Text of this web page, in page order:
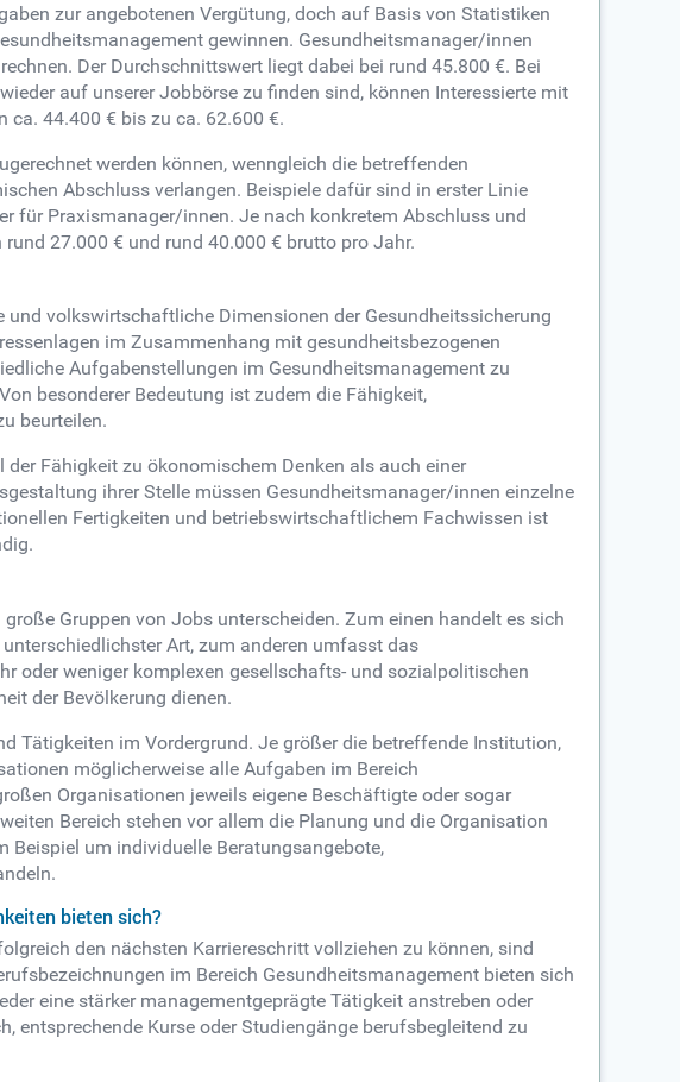
zur angebotenen Vergütung, doch auf Basis von Statistiken
gewinnen. Gesundheitsmanager/innen
Der Durchschnittswert liegt dabei bei rund 45.800 €. Bei
auf unserer Jobbörse zu finden sind, können Interessierte mit
ca. 44.400 € bis zu ca. 62.600 €.
werden können, wenngleich die betreffenden
Abschluss verlangen. Beispiele dafür sind in erster Linie
für Praxismanager/innen. Je nach konkretem Abschluss und
27.000 € und rund 40.000 € brutto pro Jahr.
volkswirtschaftliche Dimensionen der Gesundheitssicherung
im Zusammenhang mit gesundheitsbezogenen
Aufgabenstellungen im Gesundheitsmanagement zu
besonderer Bedeutung ist zudem die Fähigkeit,
beurteilen.
Fähigkeit zu ökonomischem Denken als auch einer
ihrer Stelle müssen Gesundheitsmanager/innen einzelne
Fertigkeiten und betriebswirtschaftlichem Fachwissen ist
Gruppen von Jobs unterscheiden. Zum einen handelt es sich
Art, zum anderen umfasst das
oder weniger komplexen gesellschafts- und sozialpolitischen
der Bevölkerung dienen.
Tätigkeiten im Vordergrund. Je größer die betreffende Institution,
möglicherweise alle Aufgaben im Bereich
Organisationen jeweils eigene Beschäftigte oder sogar
Bereich stehen vor allem die Planung und die Organisation
Beispiel um individuelle Beratungsangebote,
bieten sich?
den nächsten Karriereschritt vollziehen zu können, sind
im Bereich Gesundheitsmanagement bieten sich
eine stärker managementgeprägte Tätigkeit anstreben oder
entsprechende Kurse oder Studiengänge berufsbegleitend zu